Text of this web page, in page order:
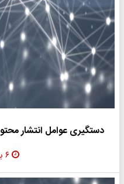
دستگیری عوامل انتشار
۶ بهمن ۱۳۹۸